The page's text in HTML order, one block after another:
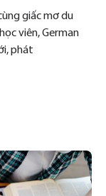
giấc mơ du
viên, German
phát